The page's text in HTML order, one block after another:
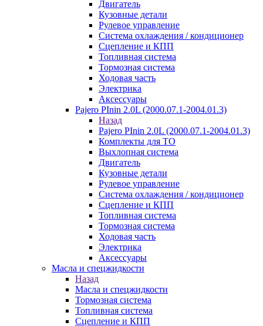
Двигатель
Кузовные детали
Рулевое управление
Система охлаждения / кондиционер
Сцепление и КПП
Топливная система
Тормозная система
Ходовая часть
Электрика
Аксессуары
Pajero PInin 2.0L (2000.07.1-2004.01.3)
Назад
Pajero PInin 2.0L (2000.07.1-2004.01.3)
Комплекты для ТО
Выхлопная система
Двигатель
Кузовные детали
Рулевое управление
Система охлаждения / кондиционер
Сцепление и КПП
Топливная система
Тормозная система
Ходовая часть
Электрика
Аксессуары
Масла и спецжидкости
Назад
Масла и спецжидкости
Тормозная система
Топливная система
Сцепление и КПП